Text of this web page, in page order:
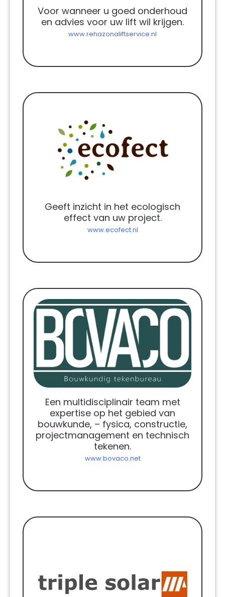
Voor wanneer u goed onderhoud
en advies voor uw lift wil krijgen.
www.rehazonaliftservice.nl
Geeft inzicht in het ecologisch
effect van uw project.
www.ecofect.nl
Een multidisciplinair team met
expertise op het gebied van
bouwkunde, – fysica, constructie,
projectmanagement en technisch
tekenen.
www.bovaco.net